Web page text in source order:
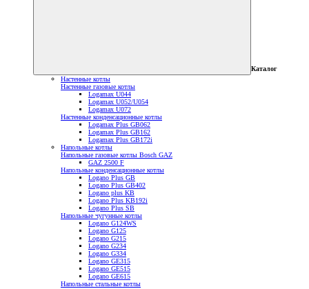
Каталог
Настенные котлы
Настенные газовые котлы
Logamax U044
Logamax U052/U054
Logamax U072
Настенные конденсационные котлы
Logamax Plus GB062
Logamax Plus GB162
Logamax Plus GB172i
Напольные котлы
Напольные газовые котлы Bosch GAZ
GAZ 2500 F
Напольные конденсационные котлы
Logano Plus GB
Logano Plus GB402
Logano plus KB
Logano Plus KB192i
Logano Plus SB
Напольные чугунные котлы
Logano G124WS
Logano G125
Logano G215
Logano G234
Logano G334
Logano GE315
Logano GE515
Logano GE615
Напольные стальные котлы